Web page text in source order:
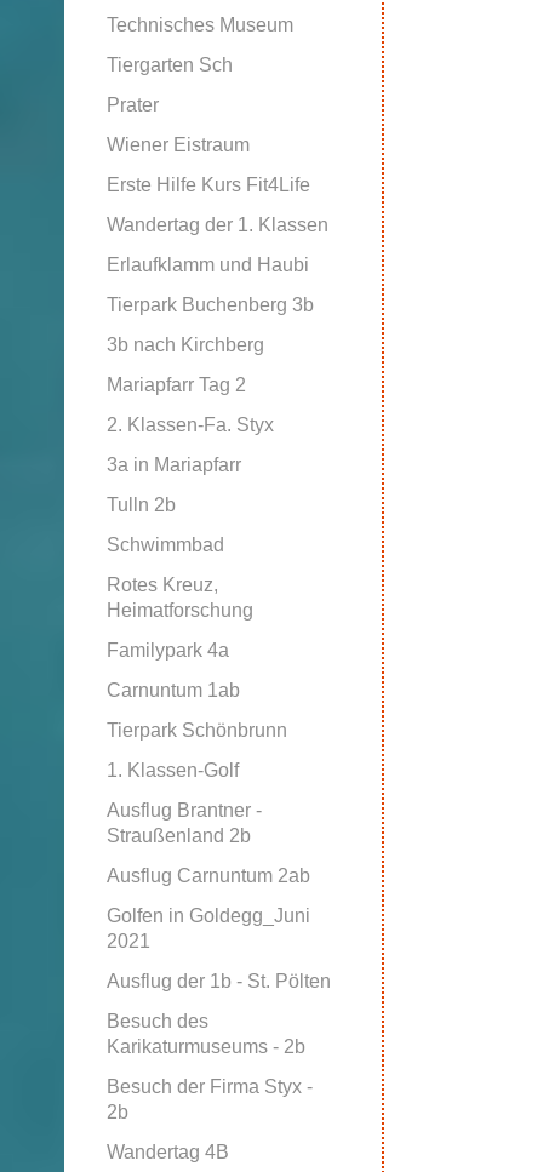
Technisches Museum
Tiergarten Sch
Prater
Wiener Eistraum
Erste Hilfe Kurs Fit4Life
Wandertag der 1. Klassen
Erlaufklamm und Haubi
Tierpark Buchenberg 3b
3b nach Kirchberg
Mariapfarr Tag 2
2. Klassen-Fa. Styx
3a in Mariapfarr
Tulln 2b
Schwimmbad
Rotes Kreuz,
Heimatforschung
Familypark 4a
Carnuntum 1ab
Tierpark Schönbrunn
1. Klassen-Golf
Ausflug Brantner -
Straußenland 2b
Ausflug Carnuntum 2ab
Golfen in Goldegg_Juni
2021
Ausflug der 1b - St. Pölten
Besuch des
Karikaturmuseums - 2b
Besuch der Firma Styx -
2b
Wandertag 4B